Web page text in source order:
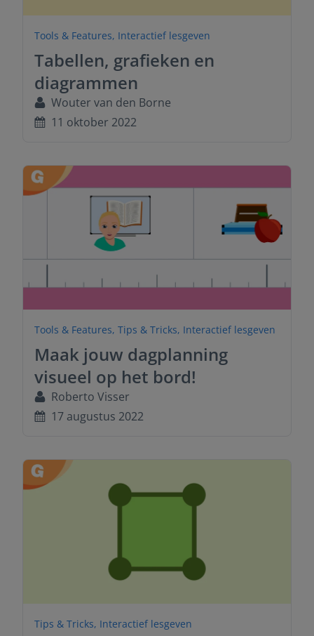
Tools & Features, Interactief lesgeven
Tabellen, grafieken en
diagrammen
Wouter van den Borne
11 oktober 2022
Tools & Features, Tips & Tricks, Interactief lesgeven
Maak jouw dagplanning
visueel op het bord!
Roberto Visser
17 augustus 2022
Tips & Tricks, Interactief lesgeven